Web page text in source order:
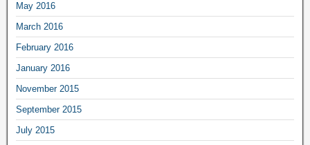
May 2016
March 2016
February 2016
January 2016
November 2015
September 2015
July 2015